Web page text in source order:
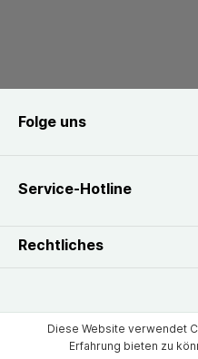
Service-Hotline
Folge uns
Rechtliches
Diese Website verwendet
Erfahrung bieten zu